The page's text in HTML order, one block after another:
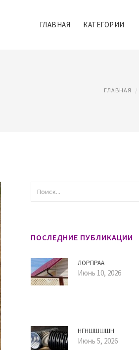
ГЛАВНАЯ КАТЕГОРИИ
ГЛАВНАЯ
ПОСЛЕДНИЕ ПУБЛИКАЦИИ
ЛОРПРАА
Июнь 10, 2026
НГНШШШШН
Июнь 5, 2026